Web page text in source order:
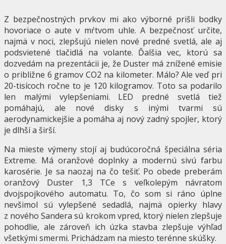
Z bezpečnostných prvkov mi ako výborné prišli bodky
hovoriace o aute v mŕtvom uhle. A bezpečnosť určite,
najmä v noci, zlepšujú nielen nové predné svetlá, ale aj
podsvietené tlačidlá na volante. Ďalšia vec, ktorú sa
dozvedám na prezentácii je, že Duster má znížené emisie
o približne 6 gramov CO2 na kilometer. Málo? Ale veď pri
20-tisícoch ročne to je 120 kilogramov. Toto sa podarilo
len malými vylepšeniami. LED predné svetlá tiež
pomáhajú, ale nové disky s inými tvarmi sú
aerodynamickejšie a pomáha aj nový zadný spojler, ktorý
je dlhší a širší.
Na mieste výmeny stojí aj budúcoročná špeciálna séria
Extreme. Má oranžové doplnky a modernú sivú farbu
karosérie. Je sa naozaj na čo tešiť. Po obede preberám
oranžový Duster 1,3 TCe s veľkolepým návratom
dvojspojkového automatu. To, čo som si ráno úplne
nevšimol sú vylepšené sedadlá, najmä opierky hlavy
z nového Sandera sú krokom vpred, ktorý nielen zlepšuje
pohodlie, ale zároveň ich úzka stavba zlepšuje výhľad
všetkými smermi. Prichádzam na miesto terénne skúšky.